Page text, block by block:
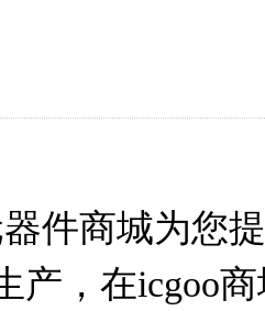
件商城为您
产，在icgoo